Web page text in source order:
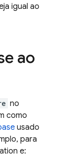
igual ao
ao
no
como
usado
para
e: